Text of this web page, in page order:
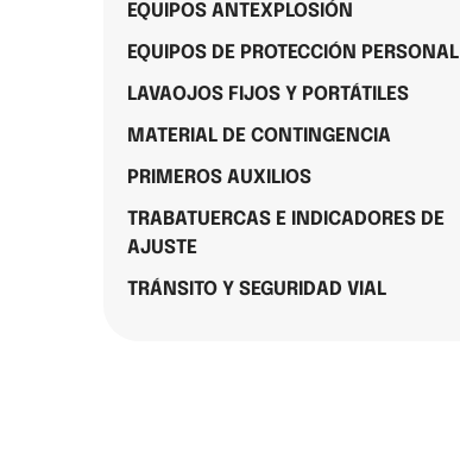
EQUIPOS ANTEXPLOSIÓN
EQUIPOS DE PROTECCIÓN PERSONAL
LAVAOJOS FIJOS Y PORTÁTILES
MATERIAL DE CONTINGENCIA
PRIMEROS AUXILIOS
TRABATUERCAS E INDICADORES DE
AJUSTE
TRÁNSITO Y SEGURIDAD VIAL